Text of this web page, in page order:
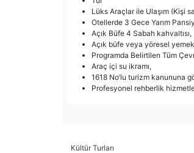
Lüks Araçlar ile Ulaşım (Kişi
Otellerde 3 Gece Yarım
Açık Büfe 4 Sabah kahvaltısı,
Açık büfe veya yöresel
Programda Belirtilen Tüm
Araç içi su ikramı,
1618 No’lu turizm kanununa
Profesyonel rehberlik
Kültür Turları